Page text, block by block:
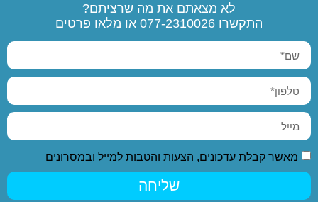
לא מצאתם את מה שרציתם?
התקשרו 077-2310026 או מלאו פרטים
מאשר קבלת עדכונים, הצעות והטבות למייל ובמסרונים
שליחה